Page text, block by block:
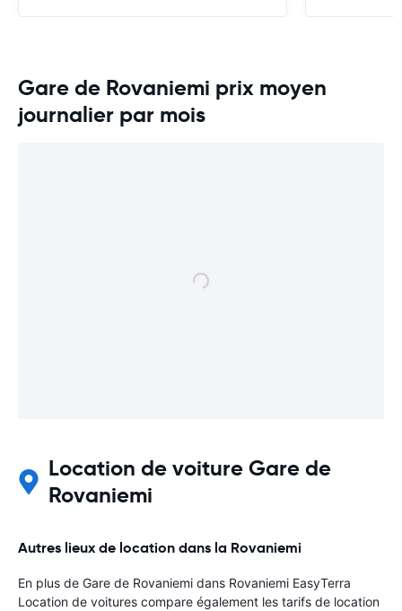
Gare de Rovaniemi prix moyen
journalier par mois
Location de voiture Gare de
Rovaniemi
Autres lieux de location dans la Rovaniemi
En plus de Gare de Rovaniemi dans Rovaniemi EasyTerra
Location de voitures compare également les tarifs de location